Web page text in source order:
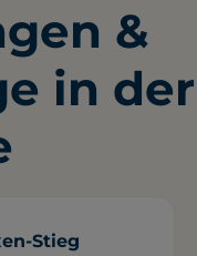
&
in der
Stieg